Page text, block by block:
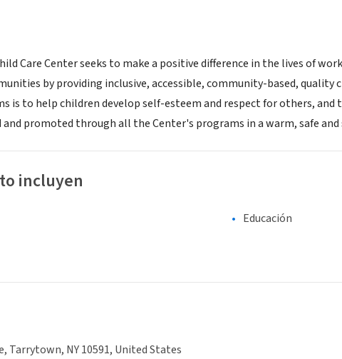
Care Center seeks to make a positive difference in the lives of
by providing inclusive, accessible, community-based, quality
is to help children develop self-esteem and respect for others, and
and promoted through all the Center's programs in a warm, safe
incluyen
Educación
Tarrytown, NY 10591, United States